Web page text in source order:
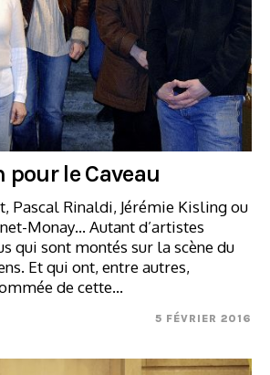
le Caveau
Pascal Rinaldi, Jérémie Kisling ou
Monay… Autant d’artistes
qui sont montés sur la scène du
Et qui ont, entre autres,
de cette…
5 FÉVRIER 2016